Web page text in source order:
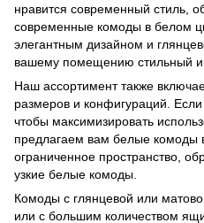
нравится современный стиль,
современные комоды в белом
элегантным дизайном и
вашему помещению стильный и
Наш ассортимент также
размеров и конфигураций.
чтобы максимизировать
предлагаем вам белые комоды
ограниченное пространство,
узкие белые комоды.
Комоды с глянцевой или
или с большим количеством